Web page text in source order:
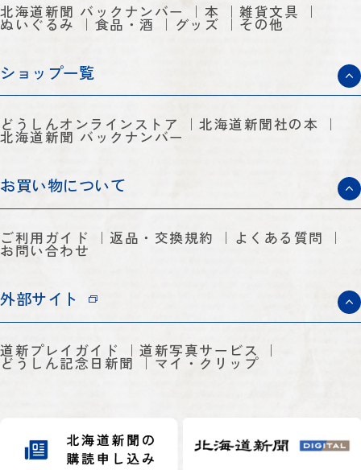
北海道新聞 バックナンバー 本 雑貨文具
ぬいぐるみ 食品・酒 グッズ その他
ショップ一覧
どうしんオンラインストア 北海道新聞社の本
北海道新聞 バックナンバー
お買い物について
ご利用ガイド 返品・交換規約 よくある質問
お問い合わせ
外部サイト
道新プレイガイド 道新写真サービス
どうしん記念日新聞 マイ・クリップ